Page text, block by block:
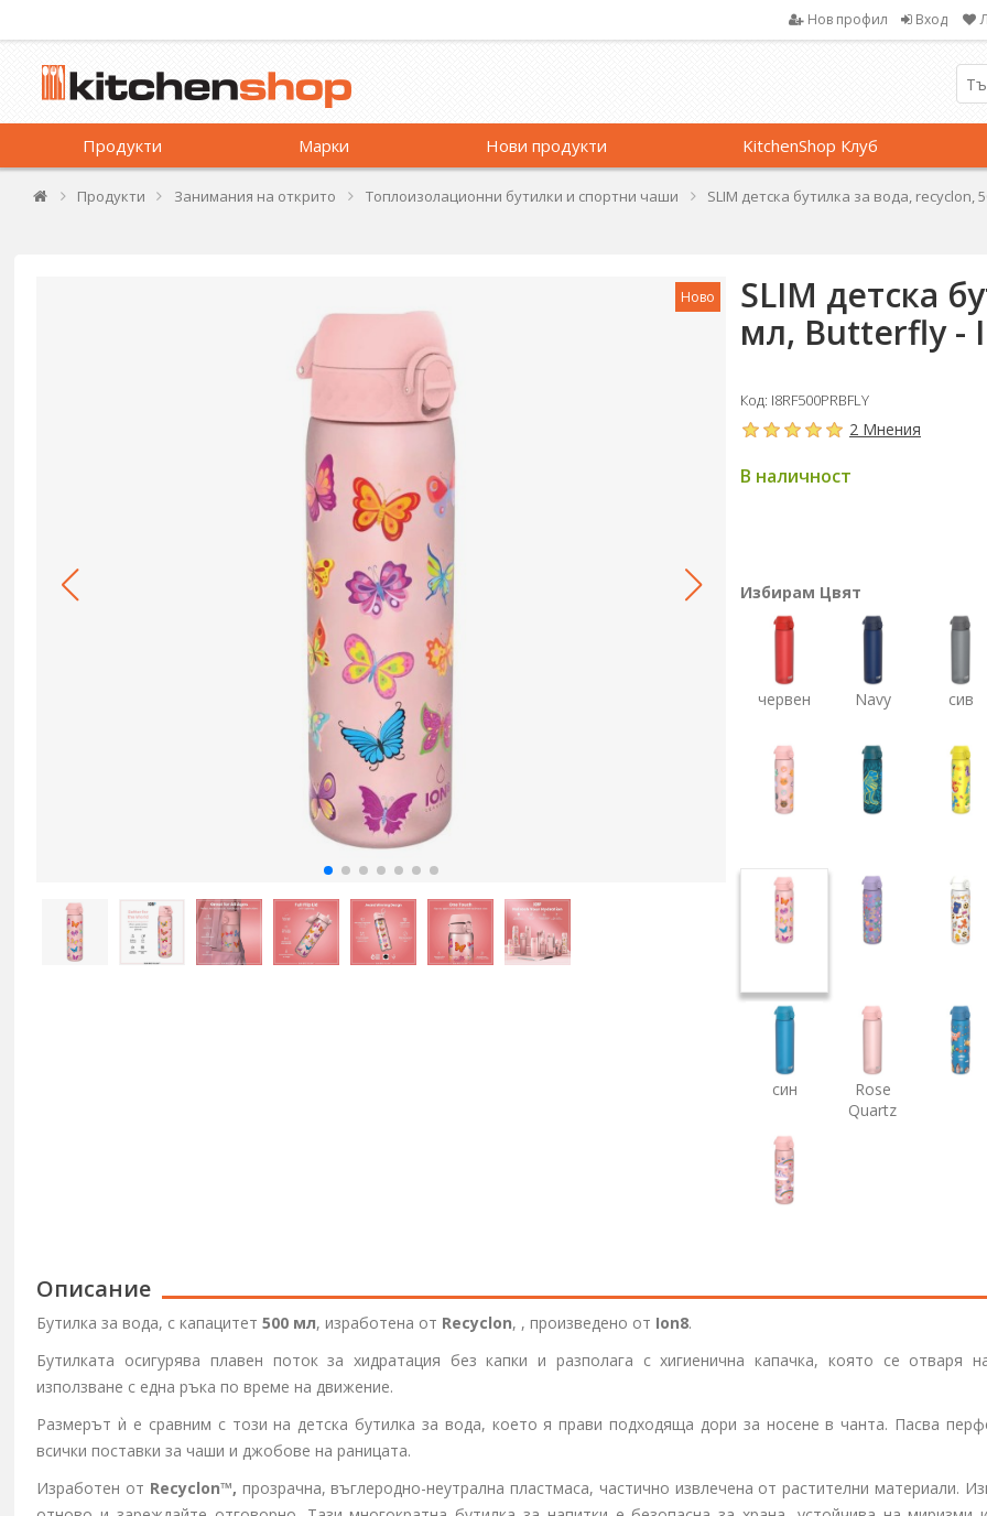
Нов профил Вход
Продукти Марки Нови продукти KitchenShop Клуб
Продукти Занимания на открито Топлоизолационни бутилки и спортни чаши SLIM детска бутилка за вода, recyclon,
Ново
SLIM детска
мл, Butterfly -
Код: I8RF500PRBFLY
2 Мнения
В наличност
Избирам Цвят
червен Navy сив
син
Rose
Quartz
Описание
Бутилка за вода, с капацитет500 мл, изработена от Recyclon, , произведено от Ion8.
Бутилката осигурява плавен поток за хидратация без капки и разполага с хигиенична капачка, която се отваря
използване с една ръка по време на движение.
Размерът ѝ е сравним с този на детска бутилка за вода, което я прави подходяща дори за носене в чанта. Пасва
всички поставки за чаши и джобове на раницата.
Изработен от Recyclon™, прозрачна, въглеродно-неутрална пластмаса, частично извлечена от растителни материали.